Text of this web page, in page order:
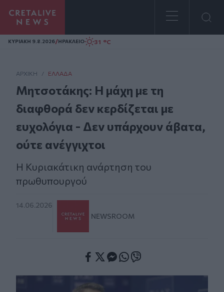
Homepage
ΚΥΡΙΑΚΗ 9.8.2026/ΗΡΑΚΛΕΙΟ 31 °C
ΑΡΧΙΚΗ / ΕΛΛΆΔΑ
Μητσοτάκης: Η μάχη με τη
διαφθορά δεν κερδίζεται με
ευχολόγια - Δεν υπάρχουν άβατα,
ούτε ανέγγιχτοι
H Kυριακάτικη ανάρτηση του
πρωθυπουργού
14.06.2026
NEWSROOM